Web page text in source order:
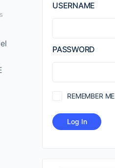
USERNAME
PASSWORD
REMEMBER ME